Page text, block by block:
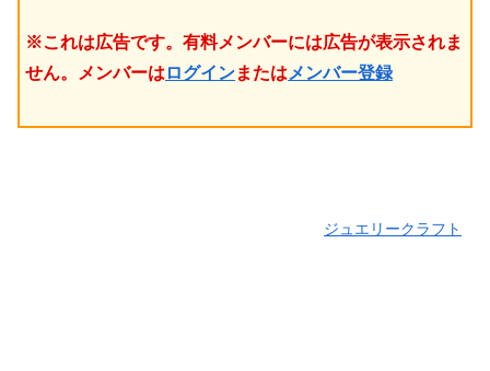
※これは広告です。有料メンバーには広告が表示されま
せん。メンバーは ログインまたは メンバー登録
ジュエリークラフト